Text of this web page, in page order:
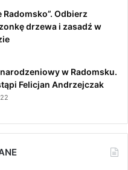
Radomsko”. Odbierz
drzewa i zasadź w
w Radomsku.
Felicjan Andrzejczak